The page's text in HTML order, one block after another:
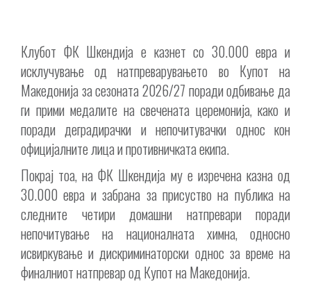
Клубот ФК Шкендија е казнет со 30.000 евра и
исклучување од натпреварувањето во Купот на
Македонија за сезоната 2026/27 поради одбивање да
ги прими медалите на свечената церемонија, како и
поради деградирачки и непочитувачки однос кон
официјалните лица и противничката екипа.
Покрај тоа, на ФК Шкендија му е изречена казна од
30.000 евра и забрана за присуство на публика на
следните четири домашни натпревари поради
непочитување на националната химна, односно
исвиркување и дискриминаторски однос за време на
финалниот натпревар од Купот на Македонија.